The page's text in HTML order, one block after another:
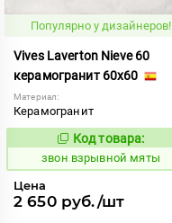
Популярно у дизайнеров!
Vives Laverton Nieve 60
керамогранит 60x60
Материал:
Керамогранит
454931
Код товара:
звон взрывной мяты
Цена
2 650 руб./шт